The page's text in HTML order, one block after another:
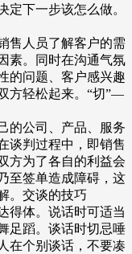
定下一步该怎么做。
售人员了解客户的需
素。同时在沟通气氛
的问题、客户感兴趣
方轻松起来。“切”—
的公司、产品、服务
谈判过程中，即销售
方为了各自的利益会
至签单造成障碍，这
。交谈的技巧
得体。说话时可适当
足蹈。谈话时切忌唾
在个别谈话，不要凑